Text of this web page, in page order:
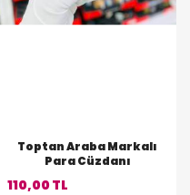
Toptan Araba Markalı
Para Cüzdanı
110,00 TL